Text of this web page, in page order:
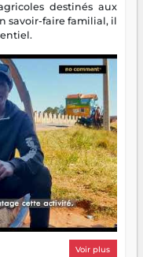
destinés aux
savoir-faire familial, il
Voir plus